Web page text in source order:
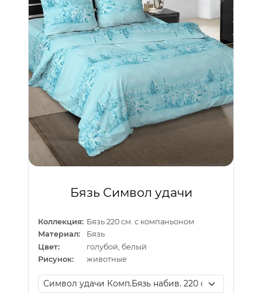
Бязь Символ удачи
Коллекция: Бязь 220 см. с компаньоном
Материал:
Бязь
Цвет:
голубой, белый
Рисунок:
животные